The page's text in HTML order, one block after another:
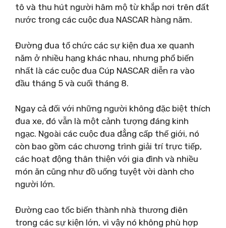
tô và thu hút người hâm mộ từ khắp nơi trên đất
nước trong các cuộc đua NASCAR hàng năm.
Đường đua tổ chức các sự kiện đua xe quanh
năm ở nhiều hạng khác nhau, nhưng phổ biến
nhất là các cuộc đua Cúp NASCAR diễn ra vào
đầu tháng 5 và cuối tháng 8.
Ngay cả đối với những người không đặc biệt thích
đua xe, đó vẫn là một cảnh tượng đáng kinh
ngạc. Ngoài các cuộc đua đẳng cấp thế giới, nó
còn bao gồm các chương trình giải trí trực tiếp,
các hoạt động thân thiện với gia đình và nhiều
món ăn cũng như đồ uống tuyệt vời dành cho
người lớn.
Đường cao tốc biến thành nhà thương điên
trong các sự kiện lớn, vì vậy nó không phù hợp